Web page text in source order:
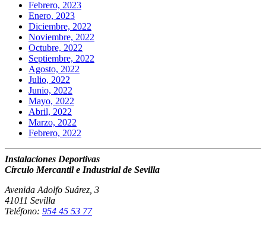
Febrero, 2023
Enero, 2023
Diciembre, 2022
Noviembre, 2022
Octubre, 2022
Septiembre, 2022
Agosto, 2022
Julio, 2022
Junio, 2022
Mayo, 2022
Abril, 2022
Marzo, 2022
Febrero, 2022
Instalaciones Deportivas
Círculo Mercantil e Industrial de Sevilla
Avenida Adolfo Suárez, 3
41011 Sevilla
Teléfono: 954 45 53 77